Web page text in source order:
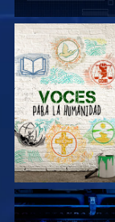
EXPLORA LAS
SERIES